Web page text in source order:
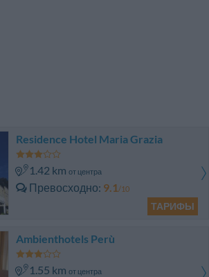
Residence Hotel Maria Grazia
1.42 km от центра
Превосходно 9.1 /10
ТАРИФЫ
Ambienthotels Perù
1.55 km от центра